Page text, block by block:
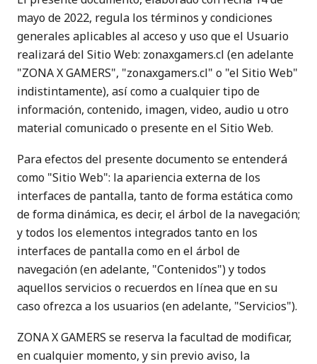
mayo de 2022, regula los términos y condiciones
generales aplicables al acceso y uso que el Usuario
realizará del Sitio Web: zonaxgamers.cl (en adelante
"ZONA X GAMERS", "zonaxgamers.cl" o "el Sitio Web"
indistintamente), así como a cualquier tipo de
información, contenido, imagen, video, audio u otro
material comunicado o presente en el Sitio Web.
Para efectos del presente documento se entenderá
como "Sitio Web": la apariencia externa de los
interfaces de pantalla, tanto de forma estática como
de forma dinámica, es decir, el árbol de la navegación;
y todos los elementos integrados tanto en los
interfaces de pantalla como en el árbol de
navegación (en adelante, "Contenidos") y todos
aquellos servicios o recuerdos en línea que en su
caso ofrezca a los usuarios (en adelante, "Servicios").
ZONA X GAMERS se reserva la facultad de modificar,
en cualquier momento, y sin previo aviso, la